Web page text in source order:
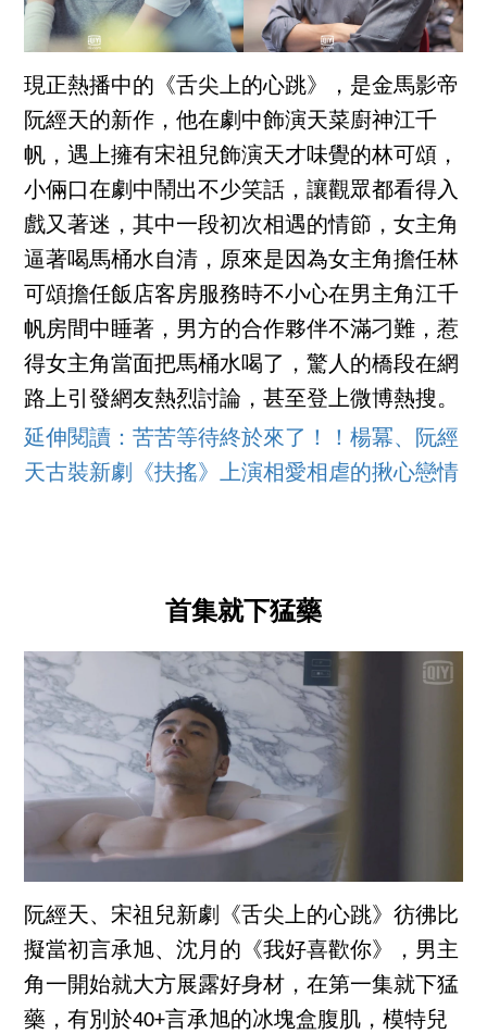
現正熱播中的《舌尖上的心跳》，是金馬影帝
阮經天的新作，他在劇中飾演天菜廚神江千
帆，遇上擁有宋祖兒飾演天才味覺的林可頌，
小倆口在劇中鬧出不少笑話，讓觀眾都看得入
戲又著迷，其中一段初次相遇的情節，女主角
逼著喝馬桶水自清，原來是因為女主角擔任林
可頌擔任飯店客房服務時不小心在男主角江千
帆房間中睡著，男方的合作夥伴不滿刁難，惹
得女主角當面把馬桶水喝了，驚人的橋段在網
路上引發網友熱烈討論，甚至登上微博熱搜。
延伸閱讀：苦苦等待終於來了！！楊冪、阮經
天古裝新劇《扶搖》上演相愛相虐的揪心戀情
首集就下猛藥
阮經天、宋祖兒新劇《舌尖上的心跳》彷彿比
擬當初言承旭、沈月的《我好喜歡你》，男主
角一開始就大方展露好身材，在第一集就下猛
藥，有別於40+言承旭的冰塊盒腹肌，模特兒